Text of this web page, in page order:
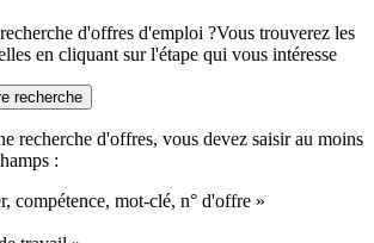
d'offres d'emploi ?Vous trouverez les
en cliquant sur l'étape qui vous intéresse
recherche
recherche d'offres, vous devez saisir au moins
:
compétence, mot-clé, n° d'offre »